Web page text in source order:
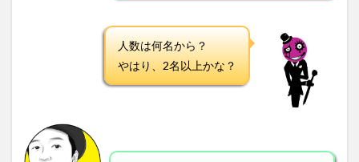
人数は何名から？
やはり、2名以上かな？